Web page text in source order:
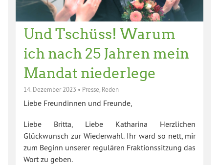
Und Tschüss! Warum
ich nach 25 Jahren mein
Mandat niederlege
14. Dezember 2023 • Presse Reden
Liebe Freundinnen und Freunde,
Liebe Britta, Liebe Katharina Herzlichen
Glückwunsch zur Wiederwahl. Ihr ward so nett, mir
zum Beginn unserer regulären Fraktionssitzung das
Wort zu geben.